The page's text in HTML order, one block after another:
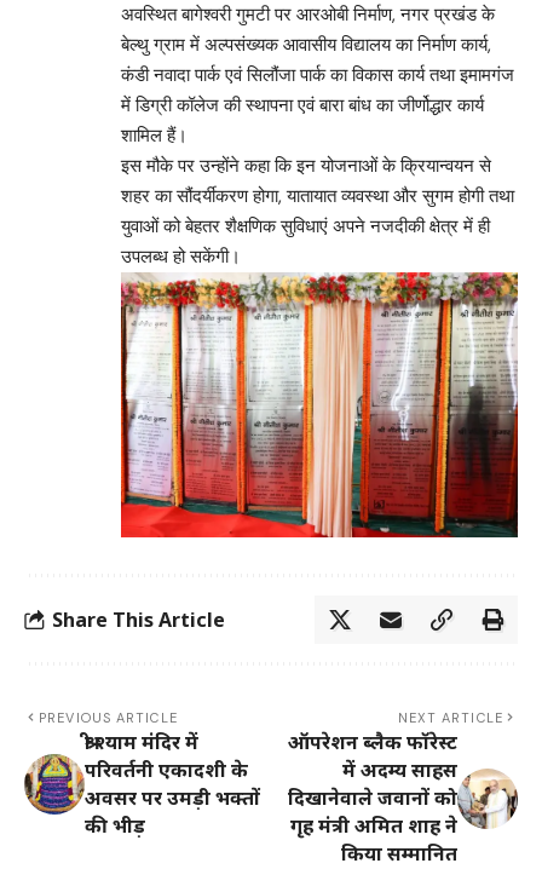
अवस्थित बागेश्वरी गुमटी पर आरओबी निर्माण, नगर प्रखंड के
बेल्थु ग्राम में अल्पसंख्यक आवासीय विद्यालय का निर्माण कार्य,
कंडी नवादा पार्क एवं सिलौंजा पार्क का विकास कार्य तथा इमामगंज
में डिग्री कॉलेज की स्थापना एवं बारा बांध का जीर्णोद्धार कार्य
शामिल हैं।
इस मौके पर उन्होंने कहा कि इन योजनाओं के क्रियान्वयन से
शहर का सौंदर्यीकरण होगा, यातायात व्यवस्था और सुगम होगी तथा
युवाओं को बेहतर शैक्षणिक सुविधाएं अपने नजदीकी क्षेत्र में ही
उपलब्ध हो सकेंगी।
Share This Article
PREVIOUS ARTICLE
श्री श्याम मंदिर में
परिवर्तनी एकादशी के
अवसर पर उमड़ी भक्तों
की भीड़
NEXT ARTICLE
ऑपरेशन ब्लैक फॉरेस्ट
में अदम्य साहस
दिखानेवाले जवानों को
गृह मंत्री अमित शाह ने
किया सम्मानित